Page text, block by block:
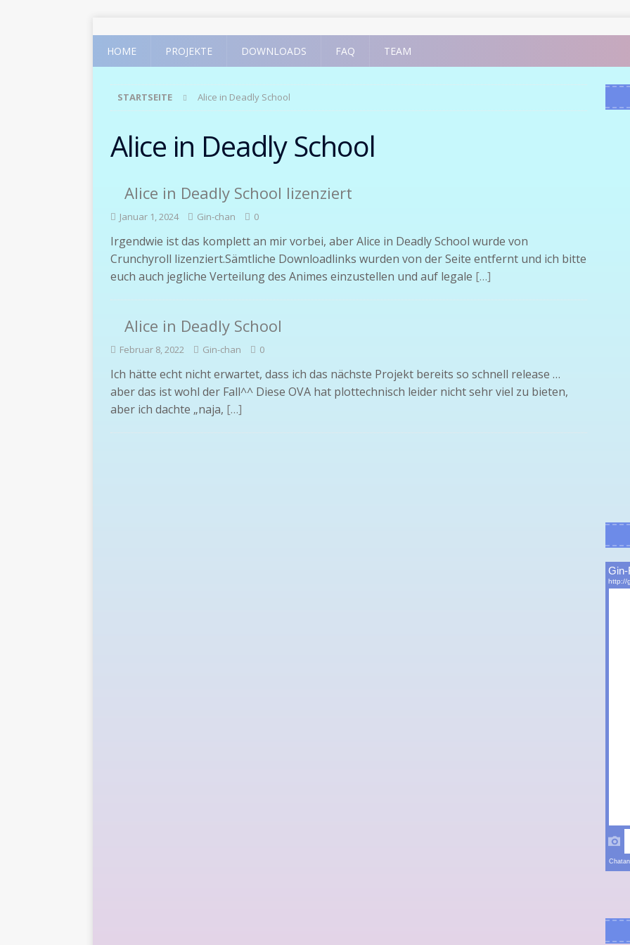
HOME PROJEKTE DOWNLOADS FAQ TEAM
STARTSEITE Alice in Deadly School
Alice in Deadly School
Alice in Deadly School lizenziert
Januar 1, 2024 Gin-chan 0
Irgendwie ist das komplett an mir vorbei, aber Alice in Deadly School wurde von
Crunchyroll lizenziert.Sämtliche Downloadlinks wurden von der Seite entfernt und ich bitte
euch auch jegliche Verteilung des Animes einzustellen und auf legale […]
Alice in Deadly School
Februar 8, 2022 Gin-chan 0
Ich hätte echt nicht erwartet, dass ich das nächste Projekt bereits so schnell release …
aber das ist wohl der Fall^^ Diese OVA hat plottechnisch leider nicht sehr viel zu bieten,
aber ich dachte „naja, […]